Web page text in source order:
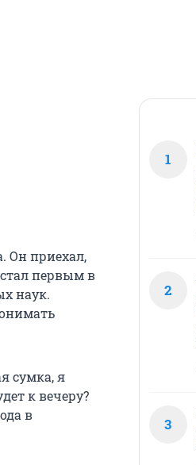
Он приехал,
первым в
наук.
сумка, я
к вечеру?
в
1
2
3